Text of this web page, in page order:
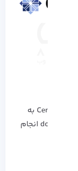
ر پروژه‌ های واقعی، مهاجرت از CentOS به
AlmaLinux یا Rocky تقریباً بدون وقفه و downtime انجام